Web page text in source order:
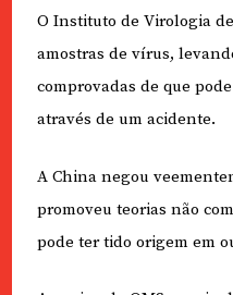
O Instituto de Virologia
amostras de vírus,
comprovadas de que
através de um acidente.
A China negou
promoveu teorias não
pode ter tido origem em